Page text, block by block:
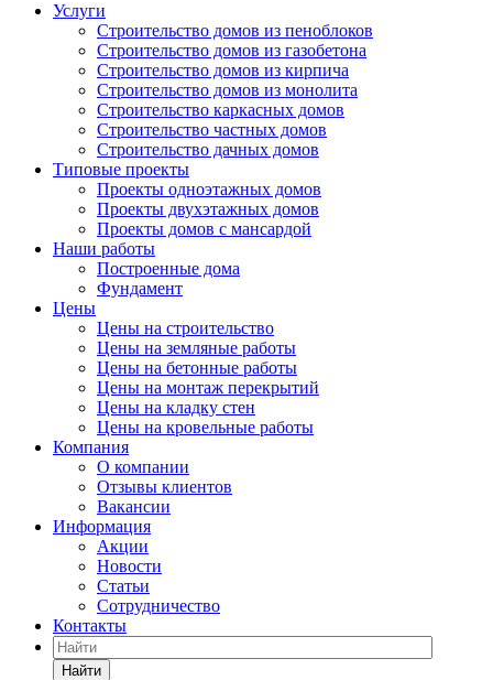
Услуги
Строительство домов из пеноблоков
Строительство домов из газобетона
Строительство домов из кирпича
Строительство домов из монолита
Строительство каркасных домов
Строительство частных домов
Строительство дачных домов
Типовые проекты
Проекты одноэтажных домов
Проекты двухэтажных домов
Проекты домов с мансардой
Наши работы
Построенные дома
Фундамент
Цены
Цены на строительство
Цены на земляные работы
Цены на бетонные работы
Цены на монтаж перекрытий
Цены на кладку стен
Цены на кровельные работы
Компания
О компании
Отзывы клиентов
Вакансии
Информация
Акции
Новости
Статьи
Сотрудничество
Контакты
Найти